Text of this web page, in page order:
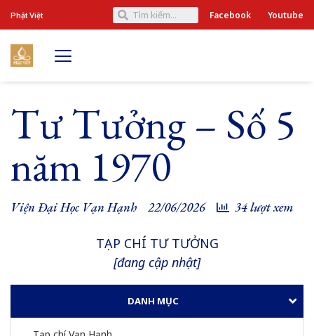
Phật Việt Facebook Youtube
Tư Tưởng – Số 5
năm 1970
Viện Đại Học Vạn Hạnh 22/06/2026 34 lượt xem
TẠP CHÍ TƯ TƯỞNG
[đang cập nhật]
DANH MỤC